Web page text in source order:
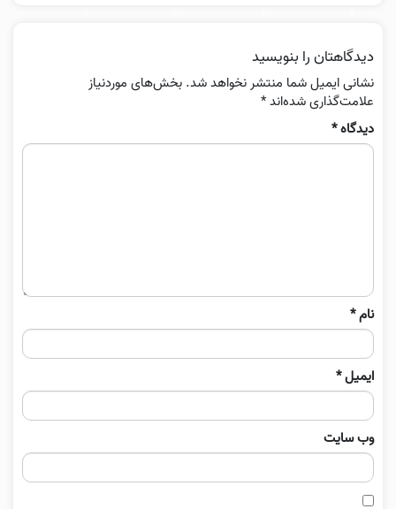
دیدگاهتان را بنویسید
نشانی ایمیل شما منتشر نخواهد شد. بخش‌های موردنیاز
علامت‌گذاری شده‌اند*
دیدگاه*
نام*
ایمیل*
وب‌ سایت